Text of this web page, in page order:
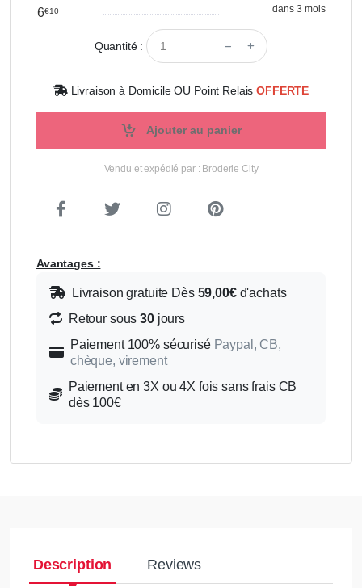
6€10 dans 3 mois
Quantité :
Livraison à Domicile OU Point RelaisOFFERTE
Ajouter au panier
Vendu et expédié par : Broderie City
Avantages :
Livraison gratuite Dès 59,00€d'achats
Retour sous30jours
Paiement 100% sécurisé Paypal, CB,
chèque, virement
Paiement en 3X ou 4X fois sans frais CB
dès 100€
Description Reviews